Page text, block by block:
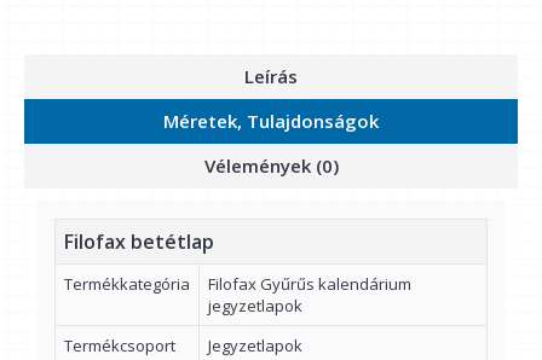
Leírás
Méretek, Tulajdonságok
Vélemények (0)
Filofax betétlap
Termékkategória
Filofax Gyűrűs kalendárium
jegyzetlapok
Termékcsoport
Jegyzetlapok